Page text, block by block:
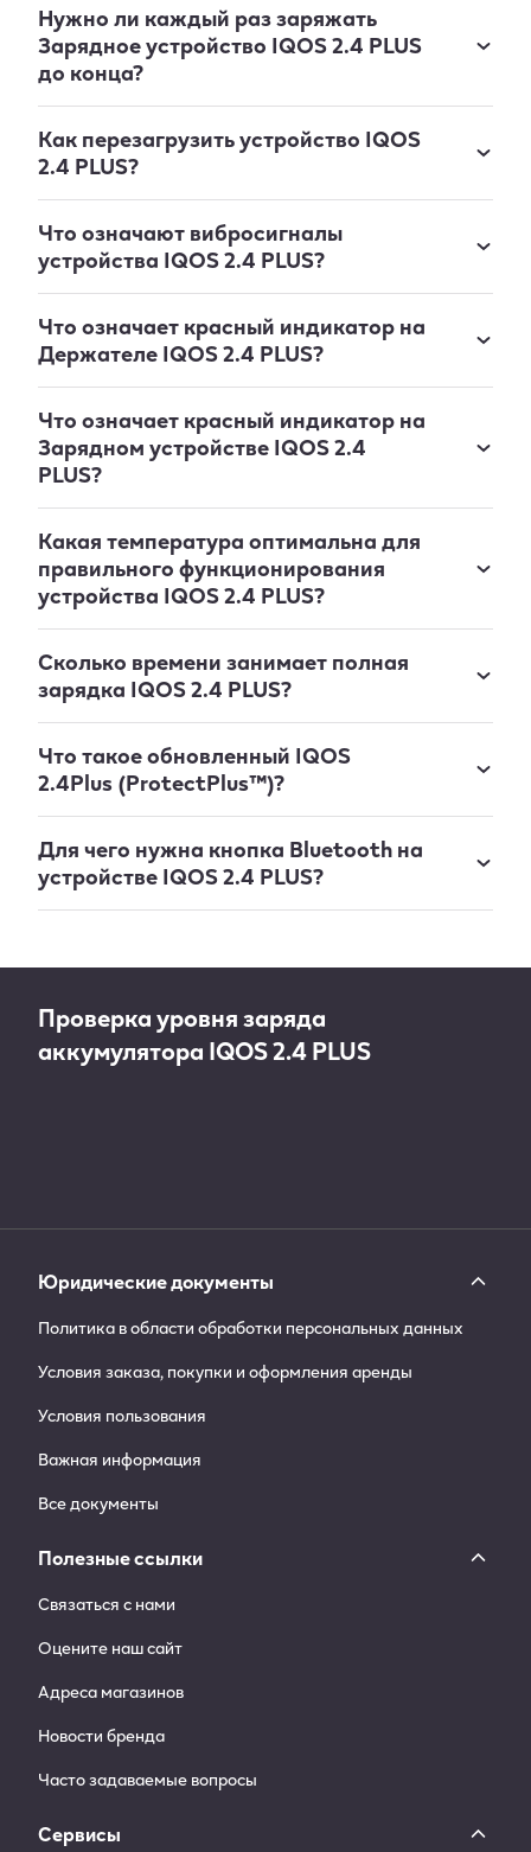
Нужно ли каждый раз заряжать
Зарядное устройство IQOS 2.4 PLUS
до конца?
Как перезагрузить устройство IQOS
2.4 PLUS?
Что означают вибросигналы
устройства IQOS 2.4 PLUS?
Что означает красный индикатор на
Держателе IQOS 2.4 PLUS?
Что означает красный индикатор на
Зарядном устройстве IQOS 2.4
PLUS?
Какая температура оптимальна для
правильного функционирования
устройства IQOS 2.4 PLUS?
Сколько времени занимает полная
зарядка IQOS 2.4 PLUS?
Что такое обновленный IQOS
2.4Plus (ProtectPlus™)?
Для чего нужна кнопка Bluetooth на
устройстве IQOS 2.4 PLUS?
Проверка уровня заряда
аккумулятора IQOS 2.4 PLUS
Юридические документы
Политика в области обработки персональных данных
Условия заказа, покупки и оформления аренды
Условия пользования
Важная информация
Все документы
Полезные ссылки
Связаться с нами
Оцените наш сайт
Адреса магазинов
Новости бренда
Часто задаваемые вопросы
Сервисы